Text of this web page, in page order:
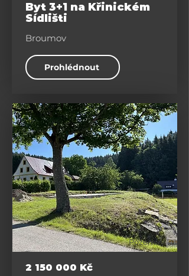
Byt 3+1 na Křinickém
Sídlišti
Broumov
Prohlédnout
Pozemky
2 150 000 Kč